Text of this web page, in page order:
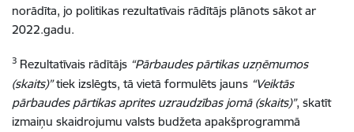
norādīta, jo politikas rezultatīvais rādītājs plānots sākot ar
2022.gadu.
3 Rezultatīvais rādītājs “Pārbaudes pārtikas uzņēmumos
(skaits)”tiek izslēgts, tā vietā formulēts jauns “Veiktās
pārbaudes pārtikas aprites uzraudzības jomā (skaits)”, skatīt
izmaiņu skaidrojumu valsts budžeta apakšprogrammā